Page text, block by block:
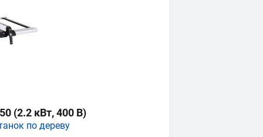
(2.2 кВт, 400 В)
по дереву